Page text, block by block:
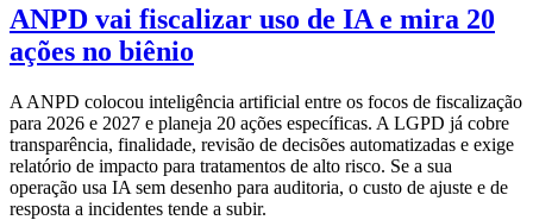
ANPD vai fiscalizar uso de IA e mira 20
ações no biênio
A ANPD colocou inteligência artificial entre os focos de fiscalização
para 2026 e 2027 e planeja 20 ações específicas. A LGPD já cobre
transparência, finalidade, revisão de decisões automatizadas e exige
relatório de impacto para tratamentos de alto risco. Se a sua
operação usa IA sem desenho para auditoria, o custo de ajuste e de
resposta a incidentes tende a subir.